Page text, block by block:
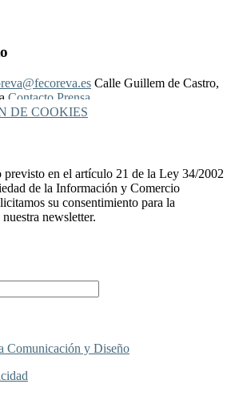
Calle Guillem de Castro,
Contacto Prensa
DE COOKIES
en el artículo 21 de la Ley 34/2002
de la Información y Comercio
su consentimiento para la
newsletter.
Comunicación y Diseño